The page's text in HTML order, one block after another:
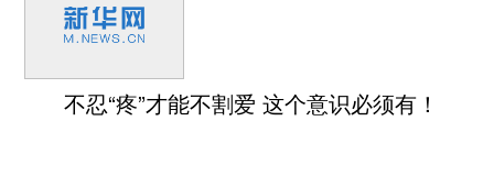
不忍“疼”才能不割爱 这个意识必须有！